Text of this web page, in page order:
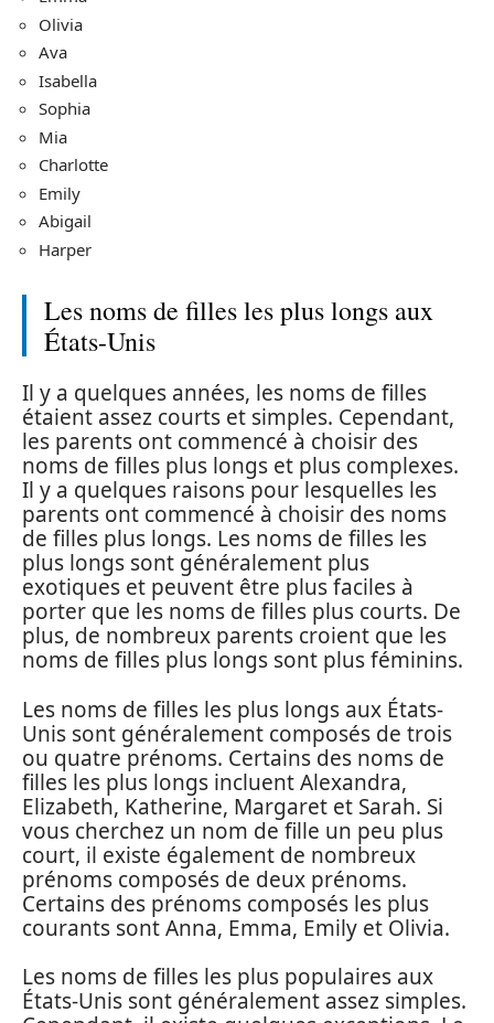
Olivia
Ava
Isabella
Sophia
Mia
Charlotte
Emily
Abigail
Harper
Les noms de filles les plus longs aux
États-Unis
Il y a quelques années, les noms de filles
étaient assez courts et simples. Cependant,
les parents ont commencé à choisir des
noms de filles plus longs et plus complexes.
Il y a quelques raisons pour lesquelles les
parents ont commencé à choisir des noms
de filles plus longs. Les noms de filles les
plus longs sont généralement plus
exotiques et peuvent être plus faciles à
porter que les noms de filles plus courts. De
plus, de nombreux parents croient que les
noms de filles plus longs sont plus féminins.
Les noms de filles les plus longs aux États-
Unis sont généralement composés de trois
ou quatre prénoms. Certains des noms de
filles les plus longs incluent Alexandra,
Elizabeth, Katherine, Margaret et Sarah. Si
vous cherchez un nom de fille un peu plus
court, il existe également de nombreux
prénoms composés de deux prénoms.
Certains des prénoms composés les plus
courants sont Anna, Emma, Emily et Olivia.
Les noms de filles les plus populaires aux
États-Unis sont généralement assez simples.